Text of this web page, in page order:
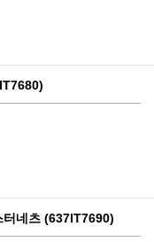
네츠 (637IT7690)